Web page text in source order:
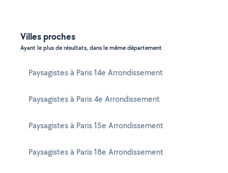
Villes proches
Ayant le plus de résultats, dans le même département
Paysagistes à Paris 14e Arrondissement
Paysagistes à Paris 4e Arrondissement
Paysagistes à Paris 15e Arrondissement
Paysagistes à Paris 18e Arrondissement